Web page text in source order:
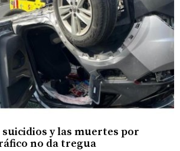
y las muertes por
no da tregua